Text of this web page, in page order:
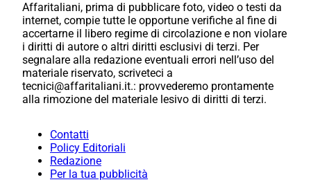
Affaritaliani, prima di pubblicare foto, video o testi da
internet, compie tutte le opportune verifiche al fine di
accertarne il libero regime di circolazione e non violare
i diritti di autore o altri diritti esclusivi di terzi. Per
segnalare alla redazione eventuali errori nell’uso del
materiale riservato, scriveteci a
tecnici@affaritaliani.it.: provvederemo prontamente
alla rimozione del materiale lesivo di diritti di terzi.
Contatti
Policy Editoriali
Redazione
Per la tua pubblicità